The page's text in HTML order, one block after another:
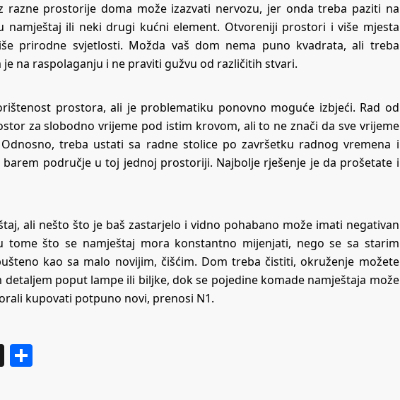
razne prostorije doma može izazvati nervozu, jer onda treba paziti na
namještaj ili neki drugi kućni element. Otvoreniji prostori i više mjesta
prirodne svjetlosti. Možda vaš dom nema puno kvadrata, ali treba
na raspolaganju i ne praviti gužvu od različitih stvari.
prostora, ali je problematiku ponovno moguće izbjeći. Rad od
za slobodno vrijeme pod istim krovom, ali to ne znači da sve vrijeme
treba ustati sa radne stolice po završetku radnog vremena i
područje u toj jednoj prostoriji. Najbolje rješenje je da prošetate i
ali nešto što je baš zastarjelo i vidno pohabano može imati negativan
tome što se namještaj mora konstantno mijenjati, nego se sa starim
kao sa malo novijim, čišćim. Dom treba čistiti, okruženje možete
poput lampe ili biljke, dok se pojedine komade namještaja može
kupovati potpuno novi, prenosi N1.
X